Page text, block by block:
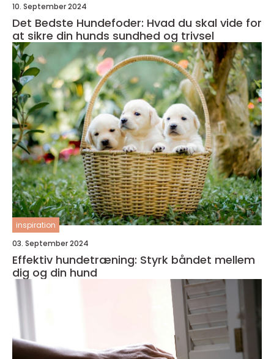
10. September 2024
Det Bedste Hundefoder: Hvad du skal vide for
at sikre din hunds sundhed og trivsel
inspiration
03. September 2024
Effektiv hundetræning: Styrk båndet mellem
dig og din hund